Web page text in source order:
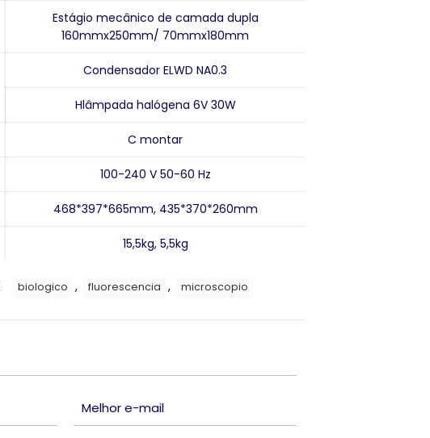
Estágio mecânico de camada dupla
160mmx250mm/ 70mmx180mm
Condensador ELWD NA0.3
Hlâmpada halógena 6V 30W
C montar
100-240 V 50-60 Hz
468*397*665mm, 435*370*260mm
15,5kg, 5,5kg
biologico , fluorescencia , microscopio